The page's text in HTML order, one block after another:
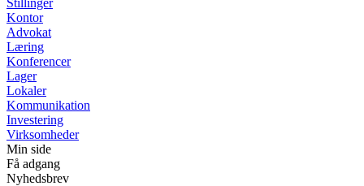
Stillinger
Kontor
Advokat
Læring
Konferencer
Lager
Lokaler
Kommunikation
Investering
Virksomheder
Min side
Få adgang
Nyhedsbrev